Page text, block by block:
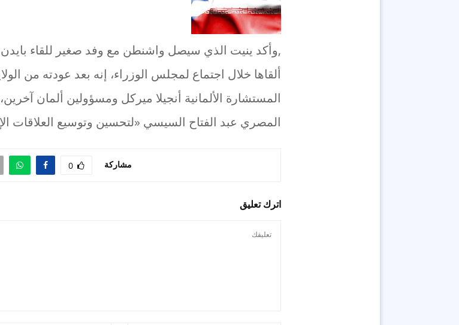
ألقاها خلال اجتماع لمجلس الوزراء، إنه بعد عودته من
المستشارة الألمانية أنجيلا ميركل ومسؤولين ألمان
المصري عبد الفتاح السيسي «لتحسين وتوسيع العلاقات
مشاركة 0
اترك تعليق